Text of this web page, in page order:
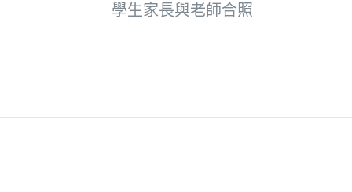
學生家長與老師合照